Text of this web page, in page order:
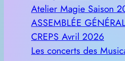
Atelier Magie Saison
ASSEMBLÉE
CREPS Avril 2026
Les concerts des